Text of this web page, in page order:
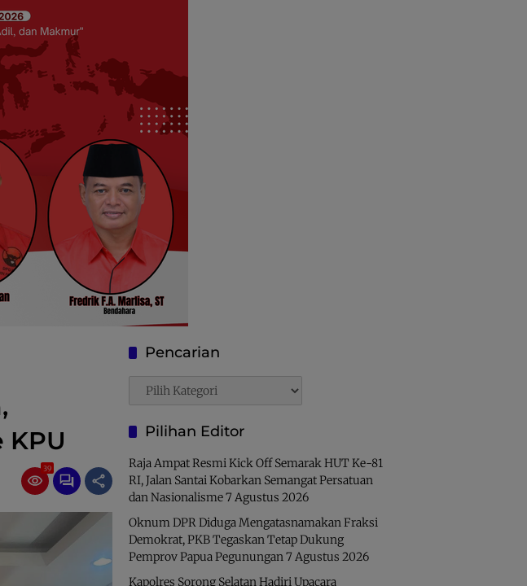
KPU
39
Pencarian
Pencarian
Pilihan Editor
Raja Ampat Resmi Kick Off Semarak HUT Ke-81
RI, Jalan Santai Kobarkan Semangat Persatuan
dan Nasionalisme7 Agustus 2026
Oknum DPR Diduga Mengatasnamakan Fraksi
Demokrat, PKB Tegaskan Tetap Dukung
Pemprov Papua Pegunungan7 Agustus 2026
Kapolres Sorong Selatan Hadiri Upacara